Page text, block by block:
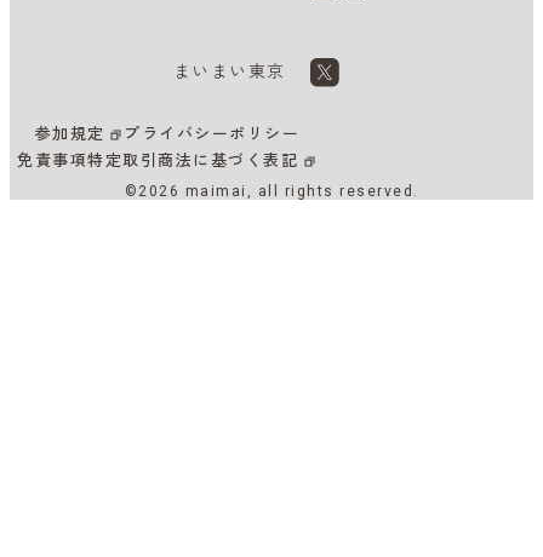
まいまい東京
参加規定
プライバシーポリシー
免責事項特定取引商法に基づく表記
©2026 maimai, all rights reserved.